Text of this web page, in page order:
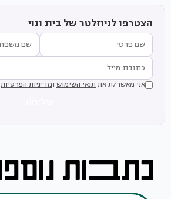
הצטרפו לניוזלטר של בית ונוי
אני מאשר/ת את תנאי השימוש ומדיניות הפרטיות